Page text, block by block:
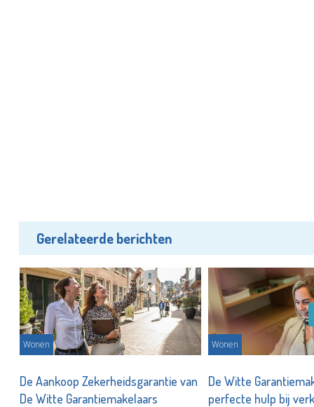
Gerelateerde berichten
Wonen
De Aankoop Zekerheidsgarantie van
De Witte Garantiemakelaars
Wonen
De Witte
perfecte hulp bij